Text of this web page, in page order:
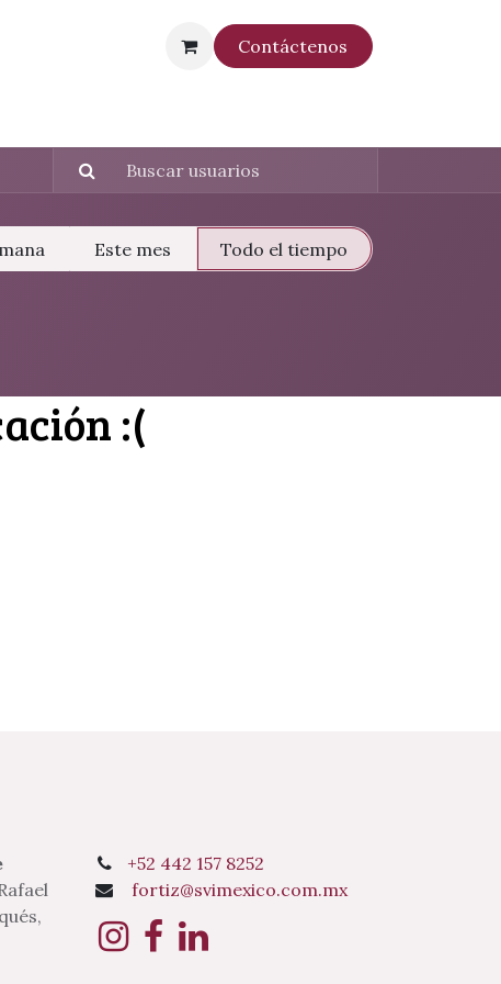
Contáctenos
Este mes Todo el tiempo
:(
+52 442 157 8252
fortiz@svimexico.com.mx